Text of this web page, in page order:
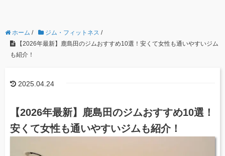
ホーム / ジム・フィットネス /
【2026年最新】鹿島田のジムおすすめ10選！安くて女性も通いやすいジム
も紹介！
2025.04.24
【2026年最新】鹿島田のジムおすすめ10選！
安くて女性も通いやすいジムも紹介！